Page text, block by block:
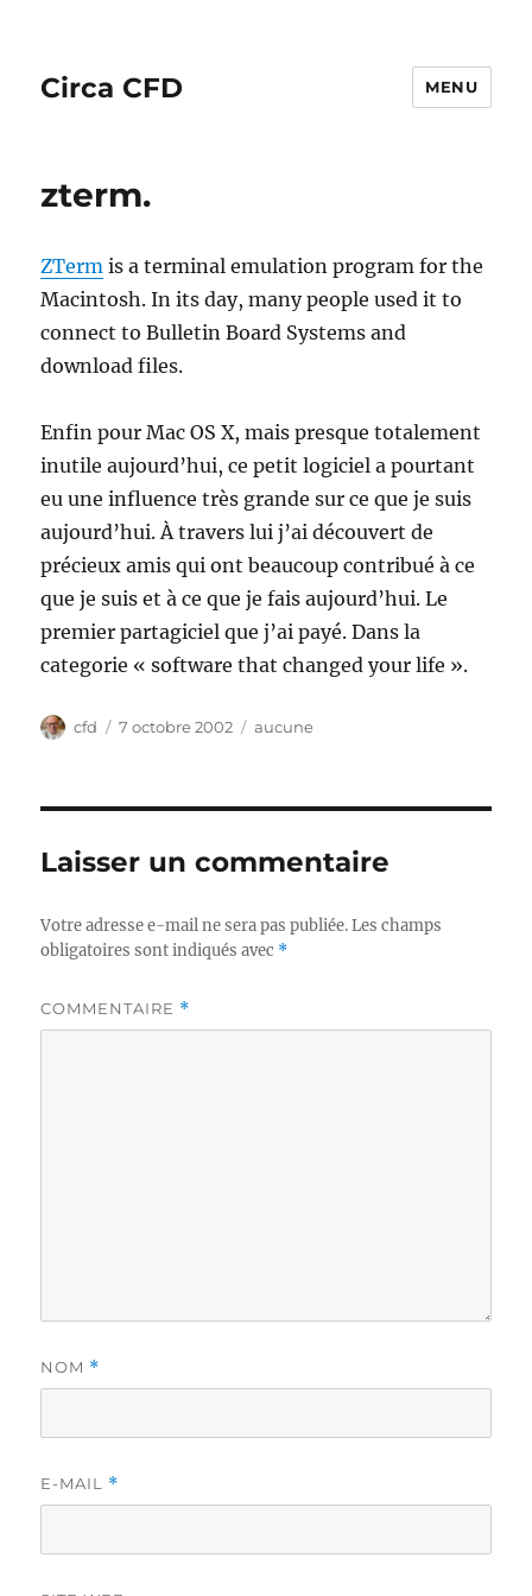
Circa CFD MENU
zterm.
ZTerm is a terminal emulation program for the
Macintosh. In its day, many people used it to
connect to Bulletin Board Systems and
download files.
Enfin pour Mac OS X, mais presque totalement
inutile aujourd’hui, ce petit logiciel a pourtant
eu une influence très grande sur ce que je suis
aujourd’hui. À travers lui j’ai découvert de
précieux amis qui ont beaucoup contribué à ce
que je suis et à ce que je fais aujourd’hui. Le
premier partagiciel que j’ai payé. Dans la
categorie « software that changed your life ».
Auteur
cfd
Publié
7 octobre 2002 Catégories
aucune
Laisser un commentaire
Votre adresse e-mail ne sera pas publiée. Les champs
obligatoires sont indiqués avec *
COMMENTAIRE *
NOM *
E-MAIL *